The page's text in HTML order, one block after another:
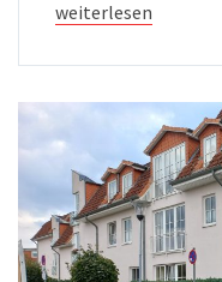
weiterlesen